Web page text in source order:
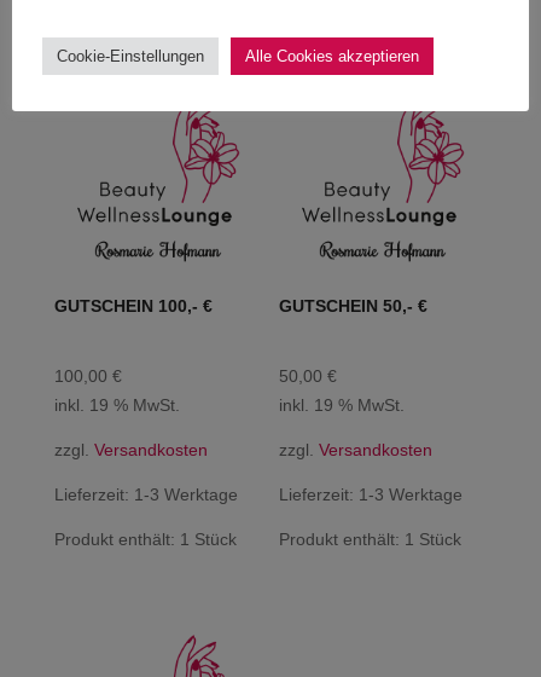
Ähnliche Produkte
GUTSCHEIN 100,- €
100,00 €
inkl. 19 % MwSt.
zzgl. Versandkosten
Lieferzeit: 1-3 Werktage
Produkt enthält: 1 Stück
GUTSCHEIN 50,- €
50,00€
inkl. 19 % MwSt.
zzgl.Versandkosten
Lieferzeit: 1-3 Werktage
Produkt enthält: 1 Stück
Cookie-Einstellungen Alle Cookies akzeptieren